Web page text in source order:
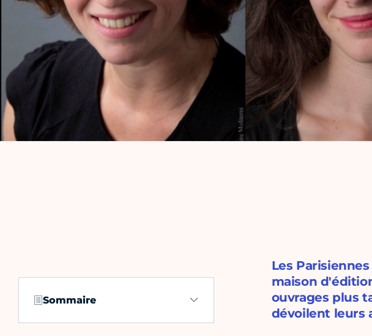
Sommaire
Les
maison
ouvrages plus
dévoilent leurs